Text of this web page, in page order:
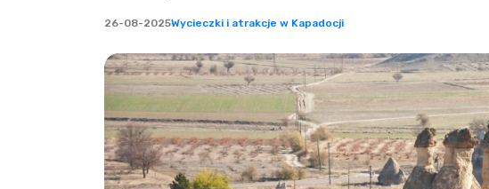
26-08-2025Wycieczki i atrakcje w Kapadocji